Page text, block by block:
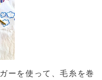
ーを使って、毛糸を巻